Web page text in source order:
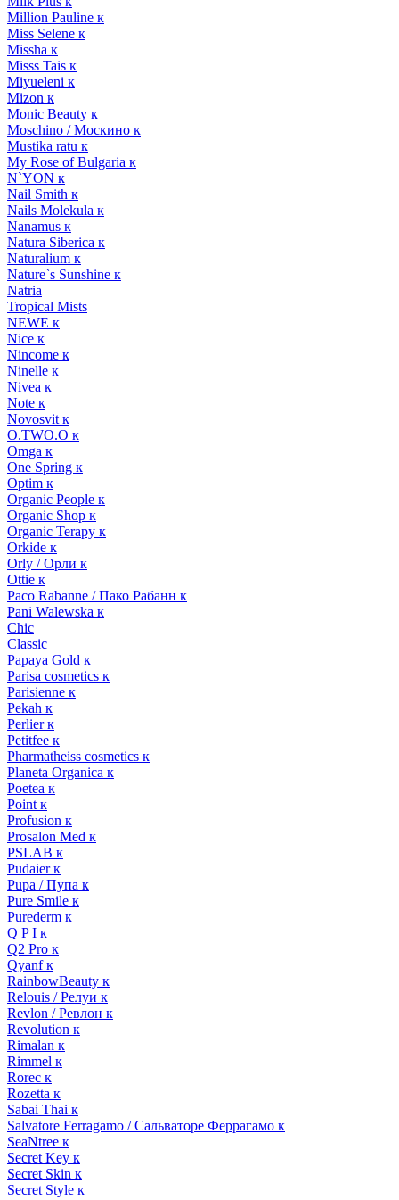
Million Pauline к
Miss Selene к
Missha к
Misss Tais к
Miyueleni к
Mizon к
Monic Beauty к
Moschino / Москино к
Mustika ratu к
My Rose of Bulgaria к
N`YON к
Nail Smith к
Nails Molekula к
Nanamus к
Natura Siberica к
Naturalium к
Nature`s Sunshine к
Natria
Tropical Mists
NEWE к
Nice к
Nincome к
Ninelle к
Nivea к
Note к
Novosvit к
O.TWO.O к
Omga к
One Spring к
Optim к
Organic People к
Organic Shop к
Organic Terapy к
Orkide к
Orly / Орли к
Ottie к
Paco Rabanne / Пако Рабанн к
Pani Walewska к
Chic
Classic
Papaya Gold к
Parisa cosmetics к
Parisienne к
Pekah к
Perlier к
Petitfee к
Pharmatheiss cosmetics к
Planeta Organica к
Poetea к
Point к
Profusion к
Prosalon Med к
PSLAB к
Pudaier к
Pupa / Пупа к
Pure Smile к
Purederm к
Q P I к
Q2 Pro к
Qyanf к
RainbowBeauty к
Relouis / Релуи к
Revlon / Ревлон к
Revolution к
Rimalan к
Rimmel к
Rorec к
Rozetta к
Sabai Thai к
Salvatore Ferragamo / Сальваторе Феррагамо к
SeaNtree к
Secret Key к
Secret Skin к
Secret Style к